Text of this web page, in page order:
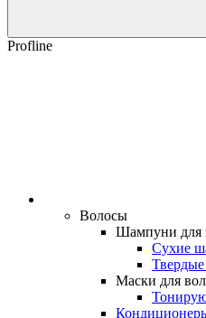
Profline
Волосы
Шампуни для
Сухие
Маски для